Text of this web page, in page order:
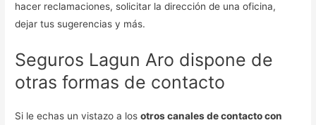
hacer reclamaciones, solicitar la dirección de una oficina,
dejar tus sugerencias y más.
Seguros Lagun Aro dispone de
otras formas de contacto
Si le echas un vistazo a losotros canales de contacto con